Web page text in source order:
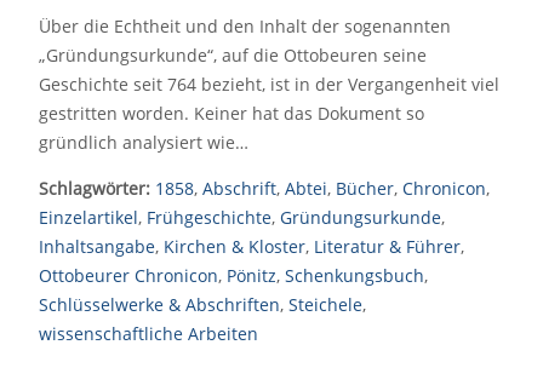
Über die Echtheit und den Inhalt der sogenannten
„Gründungsurkunde“, auf die Ottobeuren seine
Geschichte seit 764 bezieht, ist in der Vergangenheit viel
gestritten worden. Keiner hat das Dokument so
gründlich analysiert wie…
Schlagwörter: 1858, Abschrift, Abtei, Bücher, Chronicon,
Einzelartikel, Frühgeschichte, Gründungsurkunde,
Inhaltsangabe, Kirchen & Kloster, Literatur & Führer,
Ottobeurer Chronicon, Pönitz, Schenkungsbuch,
Schlüsselwerke & Abschriften, Steichele,
wissenschaftliche Arbeiten